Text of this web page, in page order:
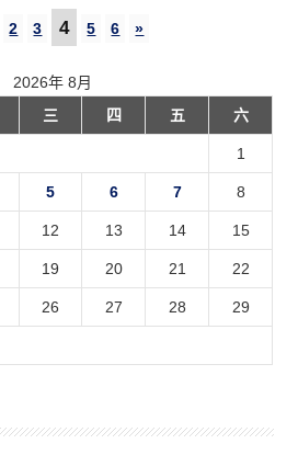
2 3 4 5 6 »
2026年 8月
三 四 五 六
1
5 6 7 8
12 13 14 15
19 20 21 22
26 27 28 29